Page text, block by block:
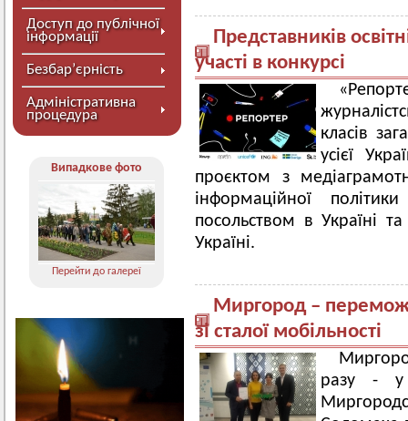
Доступ до публічної
інформації
Безбар’єрність
Адміністративна
процедура
Випадкове фото
Перейти до галереї
Представників
участі в конкурсі
класів
усієї
проєктом з
інформаційної
посольством в Україні
Україні.
Миргород –
зі сталої мобільності
разу - у